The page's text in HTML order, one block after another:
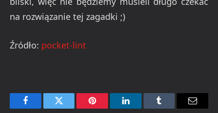
na rozwiązanie tej zagadki ;)
Źródło: pocket-lint
FacebookTwitter Pinterest LinkedInTumblr Email